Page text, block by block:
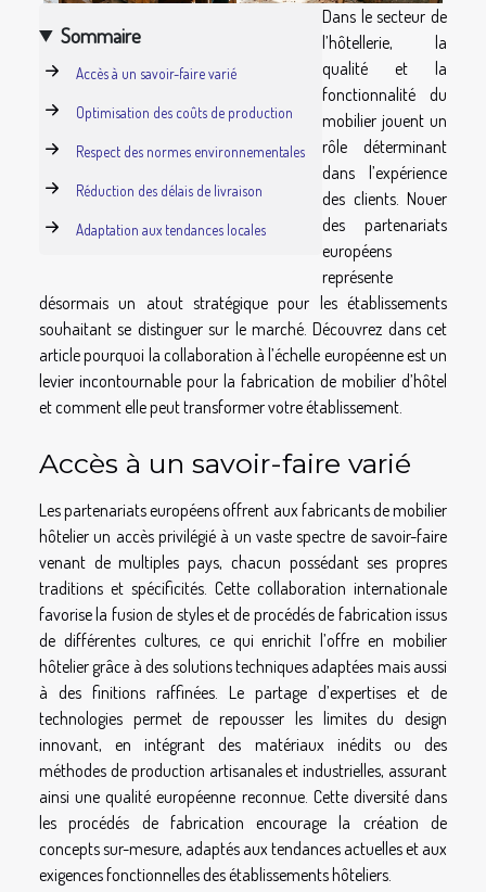
Sommaire
Accès à un savoir-faire varié
Optimisation des coûts de production
Respect des normes environnementales
Réduction des délais de livraison
Adaptation aux tendances locales
Dans le secteur de
l’hôtellerie, la
qualité et la
fonctionnalité du
mobilier jouent un
rôle déterminant
dans l’expérience
des clients. Nouer
des partenariats
européens
représente
désormais un atout stratégique pour les établissements
souhaitant se distinguer sur le marché. Découvrez dans cet
article pourquoi la collaboration à l’échelle européenne est un
levier incontournable pour la fabrication de mobilier d’hôtel
et comment elle peut transformer votre établissement.
Accès à un savoir-faire varié
Les partenariats européens offrent aux fabricants de mobilier
hôtelier un accès privilégié à un vaste spectre de savoir-faire
venant de multiples pays, chacun possédant ses propres
traditions et spécificités. Cette collaboration internationale
favorise la fusion de styles et de procédés de fabrication issus
de différentes cultures, ce qui enrichit l’offre en mobilier
hôtelier grâce à des solutions techniques adaptées mais aussi
à des finitions raffinées. Le partage d’expertises et de
technologies permet de repousser les limites du design
innovant, en intégrant des matériaux inédits ou des
méthodes de production artisanales et industrielles, assurant
ainsi une qualité européenne reconnue. Cette diversité dans
les procédés de fabrication encourage la création de
concepts sur-mesure, adaptés aux tendances actuelles et aux
exigences fonctionnelles des établissements hôteliers.